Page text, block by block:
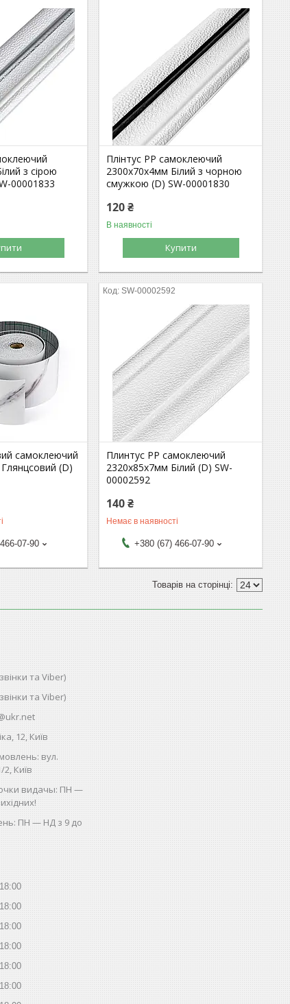
з сірою
00001833
Плінтус РР самоклеючий
2300х70х4мм Білий з чорною
смужкою (D) SW-00001830
120 ₴
В наявності
Купити
самоклеючий
(D)
07-90
SW-00002592
Плинтус РР самоклеючий
2320х85х7мм Білий (D) SW-
00002592
140 ₴
Немає в наявності
+380 (67) 466-07-90
та Viber)
та Viber)
12, Київ
вул.
Київ
видачы: ПН —
ПН — НД з 9 до
18:00
18:00
18:00
18:00
18:00
18:00